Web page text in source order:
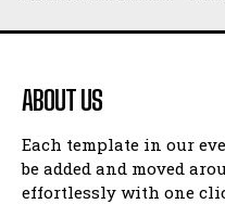
ABOUT US
Each template in our
be added and moved
effortlessly with one